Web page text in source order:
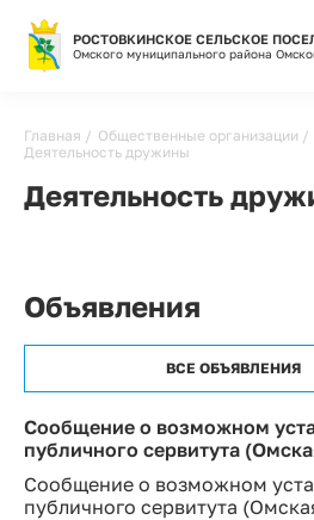
РОСТОВКИНСКОЕ СЕЛЬСКОЕ
Омского муниципального района
Строка
навигации
Главная Общественные организации
Деятельность дружины
Деятельность
Объявления
ВСЕ ОБЪЯВЛЕНИЯ
Сообщение о возможном
публичного сервитута
Сообщение о возможном
публичного сервитута